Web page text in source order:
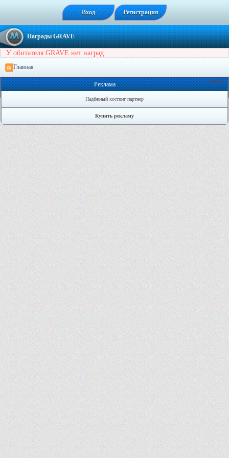
Вход Регистрация
Награды GRAVE
У обитателя GRAVE нет наград
Главная
Онлайн: 1
Реклама
Надёжный хостинг партнер
Купить рекламу